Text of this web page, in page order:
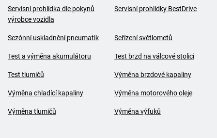
Servisní prohlídka dle pokynů
výrobce vozidla
Servisní prohlídky BestDrive
Sezónní uskladnění pneumatik Seřízení světlometů
Test a výměna akumulátoru Test brzd na válcové stolici
Test tlumičů Výměna brzdové kapaliny
Výměna chladící kapaliny Výměna motorového oleje
Výměna tlumičů Výměna výfuků